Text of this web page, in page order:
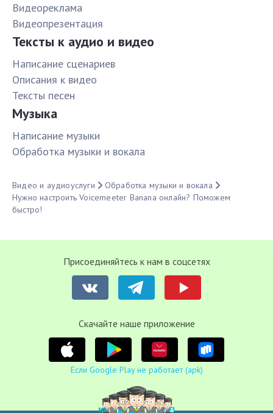
Видеореклама
Видеопрезентация
Тексты к аудио и видео
Написание сценариев
Описания к видео
Тексты песен
Музыка
Написание музыки
Обработка музыки и вокала
Видео и аудиоуслуги
Обработка музыки и вокала
Нужно настроить Voicemeeter Banana онлайн? Поможем
быстро!
Присоединяйтесь к нам в соцсетях
Cкачайте наше приложение
Если Google Play не работает (apk)